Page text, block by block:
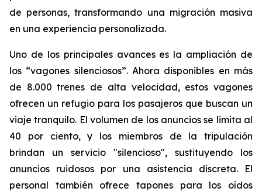
de personas, transformando una migración masiva
en una experiencia personalizada.
Uno de los principales avances es la ampliación de
los “vagones silenciosos”. Ahora disponibles en más
de 8.000 trenes de alta velocidad, estos vagones
ofrecen un refugio para los pasajeros que buscan un
viaje tranquilo. El volumen de los anuncios se limita al
40 por ciento, y los miembros de la tripulación
brindan un servicio "silencioso", sustituyendo los
anuncios ruidosos por una asistencia discreta. El
personal también ofrece tapones para los oídos